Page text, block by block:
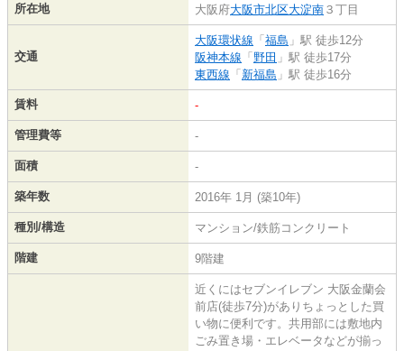
所在地 大阪府大阪市北区大淀南 ３丁目
交通
大阪環状線 「 福島 」駅 徒歩12分
阪神本線 「 野田 」駅 徒歩17分
東西線 「 新福島 」駅 徒歩16分
賃料 -
管理費等 -
面積 -
築年数 2016年 1月 (築10年)
種別/構造 マンション/鉄筋コンクリート
階建 9階建
近くにはセブンイレブン 大阪金蘭会
前店(徒歩7分)がありちょっとした買
い物に便利です。共用部には敷地内
ごみ置き場・エレベータなどが揃っ